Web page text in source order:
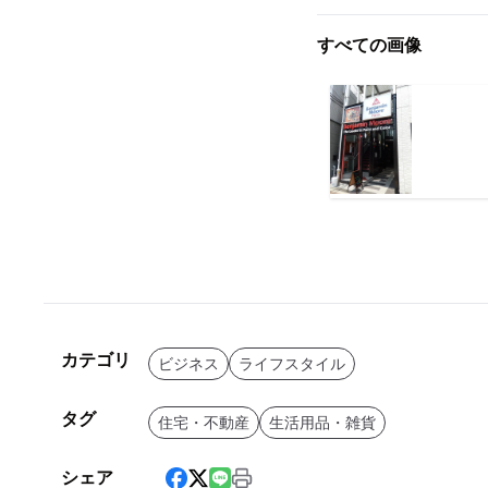
すべての画像
カテゴリ ビジネス ライフスタイル
タグ 住宅・不動産 生活用品・雑貨
シェア